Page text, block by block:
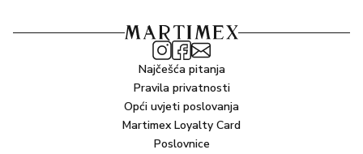
Najčešća pitanja
Pravila privatnosti
Opći uvjeti poslovanja
Martimex Loyalty Card
Poslovnice